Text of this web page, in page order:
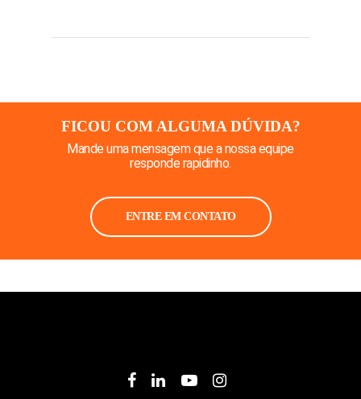
FICOU COM ALGUMA DÚVIDA?
Mande uma mensagem que a nossa equipe
responde rapidinho.
ENTRE EM CONTATO
facebooklinkedinyoutube instagram